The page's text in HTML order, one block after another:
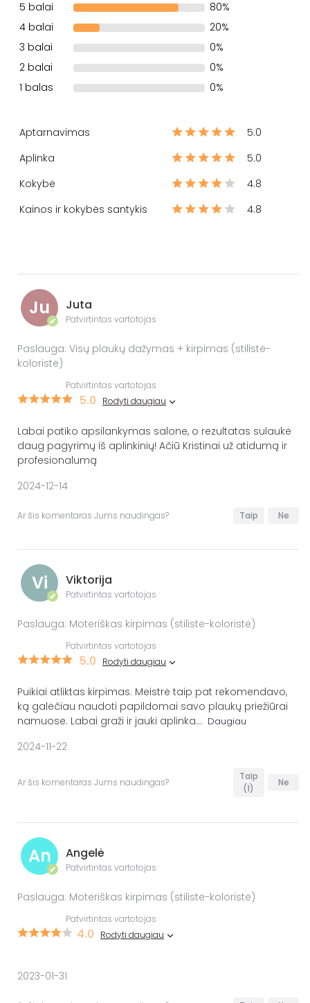
5 balai
80%
4 balai
20%
3 balai
0%
2 balai
0%
1 balas
0%
Aptarnavimas
5.0
Aplinka
5.0
Kokybė
4.8
Kainos ir kokybės santykis
4.8
Ju
✔
Juta
Patvirtintas vartotojas
Paslauga: Visų plaukų dažymas + kirpimas (stilistė-
koloristė)
Patvirtintas vartotojas
5.0 Rodyti daugiau
Labai patiko apsilankymas salone, o rezultatas sulaukė
daug pagyrimų iš aplinkinių! Ačiū Kristinai už atidumą ir
profesionalumą
2024-12-14
Ar šis komentaras Jums naudingas? Taip Ne
Vi
✔
Viktorija
Patvirtintas vartotojas
Paslauga: Moteriškas kirpimas (stilistė-koloristė)
Patvirtintas vartotojas
5.0 Rodyti daugiau
Puikiai atliktas kirpimas. Meistrė taip pat rekomendavo,
ką galėčiau naudoti papildomai savo plaukų priežiūrai
namuose. Labai graži ir jauki aplinka... Daugiau
2024-11-22
Ar šis komentaras Jums naudingas?
Taip
(1)
Ne
An
✔
Angelė
Patvirtintas vartotojas
Paslauga: Moteriškas kirpimas (stilistė-koloristė)
Patvirtintas vartotojas
4.0 Rodyti daugiau
2023-01-31